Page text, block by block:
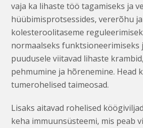
vaja ka lihaste töö tagamiseks ja
hüübimisprotsessides, vererõhu
kolesteroolitaseme
normaalseks funktsioneerimiseks
puudusele viitavad lihaste
pehmumine ja hõrenemine. Head
tumerohelised taimeosad.
Lisaks aitavad rohelised
keha immuunsüsteemi, mis peab